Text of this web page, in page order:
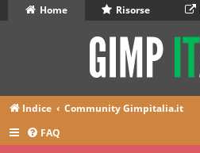
Home Risorse
Indice Community Gimpitalia.it
FAQ